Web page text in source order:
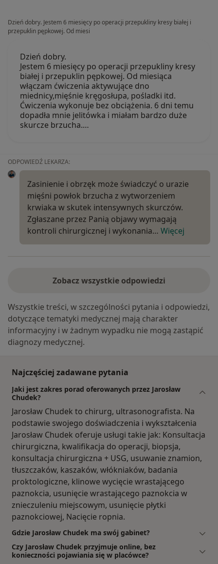
Dzień dobry. Jestem 6 miesięcy po operacji przepukliny kresy białej i
przepuklin pępkowej. Od miesi
Dzień dobry.
Jestem 6 miesięcy po operacji przepukliny kresy
białej i przepuklin pępkowej. Od miesiąca
włączam ćwiczenia aktywujące dno
miednicy,mięśnie kręgosłupa, pośladki itd.
Ćwiczenia wykonuje bez obciążenia. 6 dni temu
dopadła mnie jelitówka i miałam bardzo duże
skurcze brzucha.…
ODPOWIEDŹ LEKARZA:
Zasinienie i obrzęk może świadczyć o urazie
mięśni powłok brzucha z wytworzeniem
krwiaka w skutek intensywnych skurczów.
Zgłaszane przez Panią objawy wymagają
kontroli chirurgicznej i wykonania… Więcej
Zobacz wszystkie odpowiedzi
Wszystkie treści, w szczególności pytania i odpowiedzi,
dotyczące tematyki medycznej mają charakter
informacyjny i w żadnym wypadku nie mogą zastąpić
diagnozy medycznej.
Najczęściej zadawane pytania
Jaki jest zakres porad oferowanych przez Jarosław
Chudek?
Jarosław Chudek to chirurg, ultrasonografista. Na
podstawie swojego doświadczenia i wykształcenia
Jarosław Chudek oferuje usługi takie jak: Konsultacja
chirurgiczna, kwalifikacja do operacji, biopsja,
konsultacja chirurgiczna + USG, usuwanie znamion,
tłuszczaków, kaszaków, włókniaków, badania
proktologiczne, klinowe wycięcie wrastającego
paznokcia, usunięcie wrastającego paznokcia w
znieczuleniu miejscowym, usunięcie płytki
paznokciowej, Nacięcie ropnia.
Gdzie Jarosław Chudek ma swój gabinet?
Czy Jarosław Chudek przyjmuje online, bez
konieczności pojawiania się w placówce?